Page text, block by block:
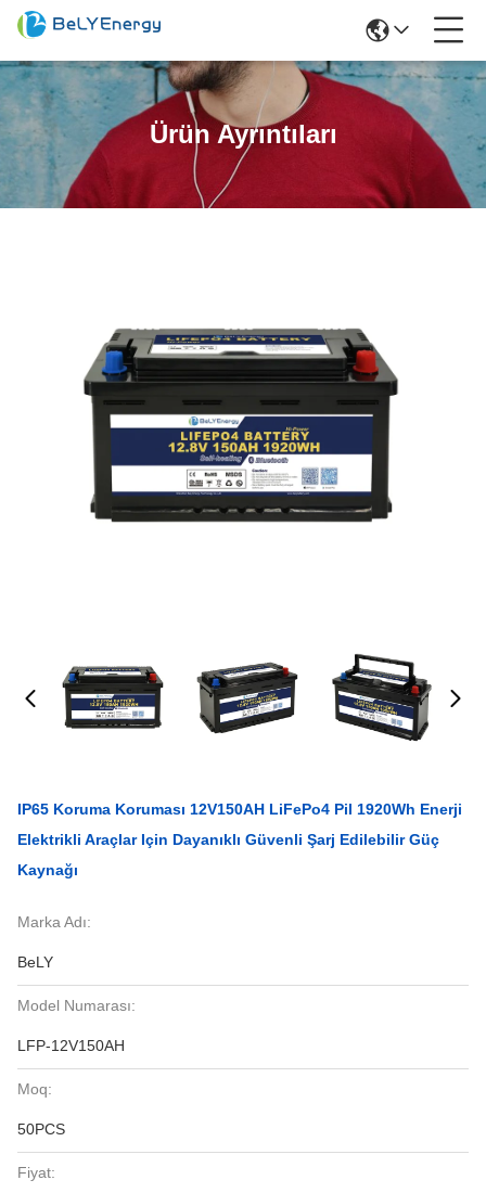
Ürün Ayrıntıları
IP65 Koruma Koruması 12V150AH LiFePo4 Pil 1920Wh Enerji
Elektrikli Araçlar Için Dayanıklı Güvenli Şarj Edilebilir Güç
Kaynağı
Marka Adı:
BeLY
Model Numarası:
LFP-12V150AH
Moq:
50PCS
Fiyat: